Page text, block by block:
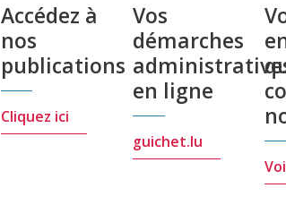
Accédez à
nos
publications
Cliquez ici
Vos
démarches
en ligne
guichet.lu